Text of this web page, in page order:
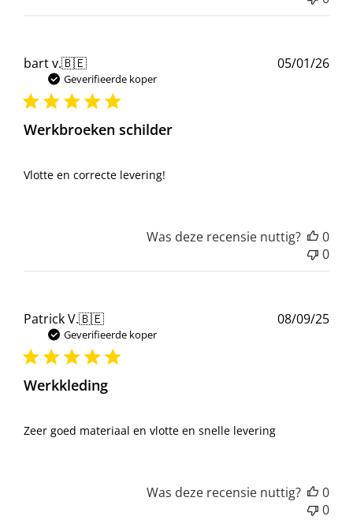
bart v.🇧🇪
Geverifieerde koper
Werkbroeken schilder
Vlotte en correcte levering!
05/01/26
Was deze recensie nuttig?
0
0
Patrick V.🇧🇪
Geverifieerde koper
Werkkleding
Zeer goed materiaal en vlotte en snelle levering
08/09/25
Was deze recensie nuttig?
0
0